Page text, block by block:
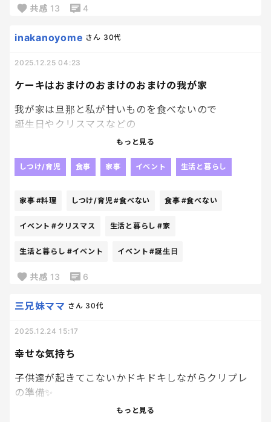
いつも言ってるけど
ご飯中立ち上がるな‼‼‼‼の圧をかけなければ。笑
共感 13 4
ケーキはおまけのおまけのおまけの我が家
inakanoyome さん 30代
2025.12.25 04:23
我が家は旦那と私が甘いものを食べないので
誕生日やクリスマスなどの
イベントでは子供たちだけに用意するんだけど、
子供たちもあんこや団子が好き。
チョコは好きだから
チョコクリームの何かが合わないようで
ホイップ絞って作らせて
そういう姿も見たいなって思うけど
作ったとて、誰食べる？？になるから出来ない😂
園でお料理教室してきたときも
ショートケーキ作って美味しくなかった…と帰ってき
たから
なので今年もスーパーで無難なカップケーキ。😂
子供たちも今度31連れてってもらえる方がいい！と
言うくらいだから、
我が家はケーキと無縁の家になるのかな～笑
もっと見る
しつけ/育児 食事 家事 イベント 生活と暮らし
家事 #料理 しつけ/育児#食べない 食事 #食べない
イベント #クリスマス 生活と暮らし #家
生活と暮らし #イベント イベント #誕生日
共感 13 6
幸せな気持ち
三兄妹ママ さん 30代
2025.12.24 15:17
子供達が起きてこないかドキドキしながらクリプレ
の準備✨
もっと見る